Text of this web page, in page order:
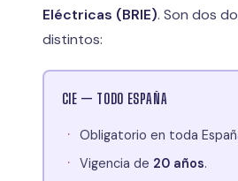
Eléctricas (BRIE). Son dos
distintos:
CIE — TODO ESPAÑA
Obligatorio en toda
Vigencia de 20 años.